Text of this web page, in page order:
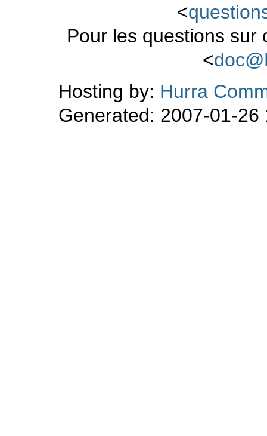
<
Pour les questions sur
<
Hosting by: Hurra
Generated: 2007-01-26